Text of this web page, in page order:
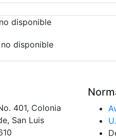
disponible
401, Colonia
San Luis